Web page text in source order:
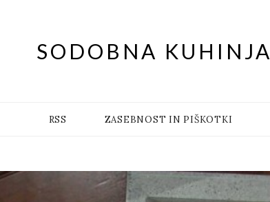
SODOBNA KUHINJA
RSS ZASEBNOST IN PIŠKOTKI